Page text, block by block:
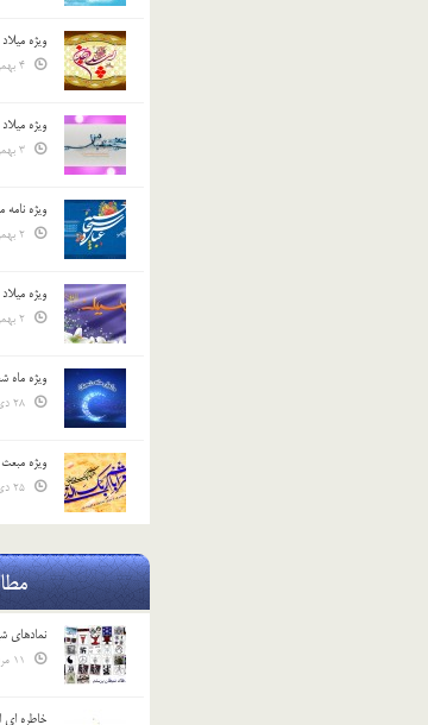
ویژه
ویژه
ویژه
ویژه
ویژه ماه
ویژه
نمادهای
خاطره